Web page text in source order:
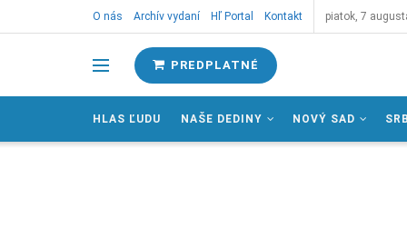
O nás Archív vydaní Hľ Portal Kontakt piatok, 7
PREDPLATNÉ
HLAS ĽUDU NAŠE DEDINY NOVÝ SAD